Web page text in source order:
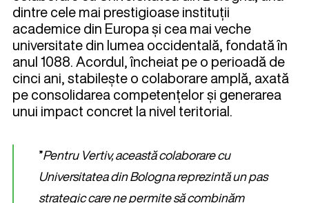
dintre cele mai prestigioase instituții
academice din Europa și cea mai veche
universitate din lumea occidentală, fondată în
anul 1088. Acordul, încheiat pe o perioadă de
cinci ani, stabilește o colaborare amplă, axată
pe consolidarea competențelor și generarea
unui impact concret la nivel teritorial.
”Pentru Vertiv, această colaborare cu
Universitatea din Bologna reprezintă un pas
strategic care ne permite să combinăm